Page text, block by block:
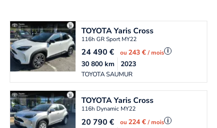
TOYOTAYaris Cross
116h GR Sport MY22
24 490€ ou243 €/ mois i
TOYOTA SAUMUR
30 800km 2023
TOYOTAYaris Cross
116h Dynamic MY22
20 790€ ou224 €/ mois i